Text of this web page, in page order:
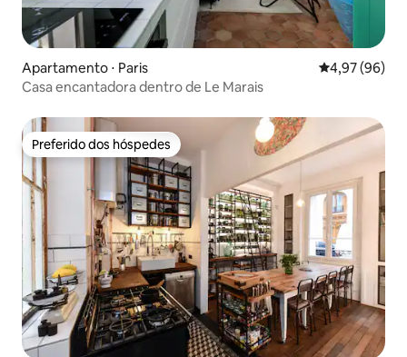
Apartamento ⋅ Paris 4,97 de uma
4,97 (96)
Casa encantadora dentro de Le Marais
Preferido dos hóspedes
Preferido dos hóspedes